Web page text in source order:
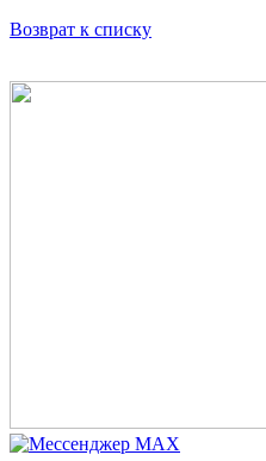
Возврат к списку